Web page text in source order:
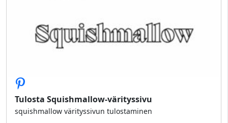
Tulosta Squishmallow-värityssivu
squishmallow värityssivun tulostaminen